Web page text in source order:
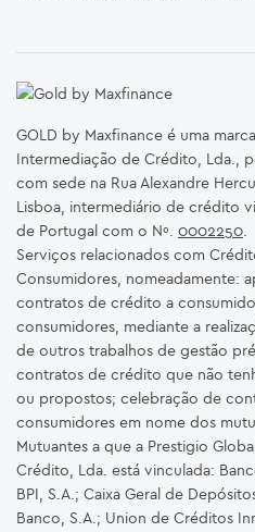
GOLD by Maxfinance é uma
Intermediação de Crédito, Lda.,
com sede na Rua Alexandre
Lisboa, intermediário de crédito
de Portugal com o Nº. 0002250.
Serviços relacionados com
Consumidores, nomeadamente:
contratos de crédito a
consumidores, mediante a
de outros trabalhos de gestão
contratos de crédito que não
ou propostos; celebração de
consumidores em nome dos
Mutuantes a que a Prestigio
Crédito, Lda. está vinculada:
BPI, S.A.; Caixa Geral de
Banco, S.A.; Union de Créditos